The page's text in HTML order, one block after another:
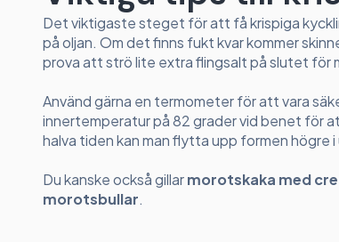
Det viktigaste steget för att få krispiga
på oljan. Om det finns fukt kvar kommer
prova att strö lite extra flingsalt på slutet för
Använd gärna en termometer för att vara
innertemperatur på 82 grader vid benet för
halva tiden kan man flytta upp formen högre i
Du kanske också gillarmorotskaka med
morotsbullar.